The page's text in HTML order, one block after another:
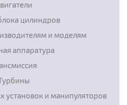
цилиндров
и моделям
аппаратура
установок и манипуляторов